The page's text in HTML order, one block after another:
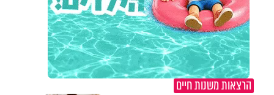
הרצאות משנות חיים